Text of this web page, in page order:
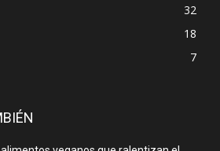
32
18
7